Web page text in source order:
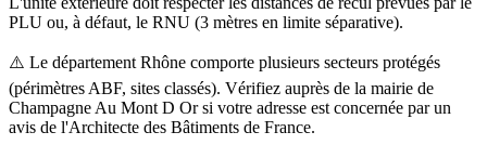
PLU ou, à défaut, le RNU (3 mètres en limite séparative).
⚠️ Le département Rhône comporte plusieurs secteurs protégés
(périmètres ABF, sites classés). Vérifiez auprès de la mairie de
Champagne Au Mont D Or si votre adresse est concernée par un
avis de l'Architecte des Bâtiments de France.